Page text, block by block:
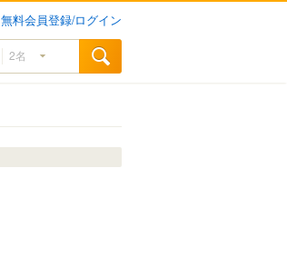
無料会員登録/ログイン